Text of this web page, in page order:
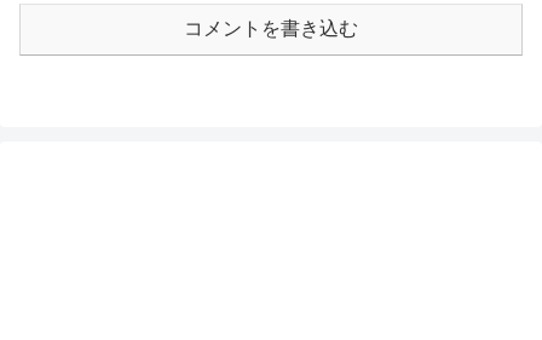
コメントを書き込む